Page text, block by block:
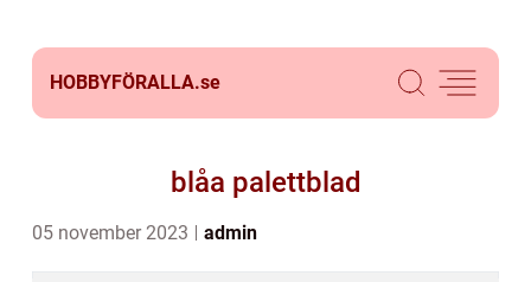
HOBBYFÖRALLA.se
blåa palettblad
05 november 2023 admin